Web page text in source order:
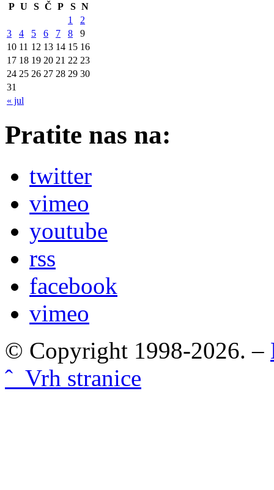
P U S Č P S N
« jul
1
2
3
4 5 6 7 8
9
10 11 12 13 14 15 16
17 18 19 20 21 22 23
24 25 26 27 28 29 30
31
Pratite nas na:
twitter
vimeo
youtube
rss
facebook
vimeo
© Copyright 1998-2026. –
ˆ Vrh stranice